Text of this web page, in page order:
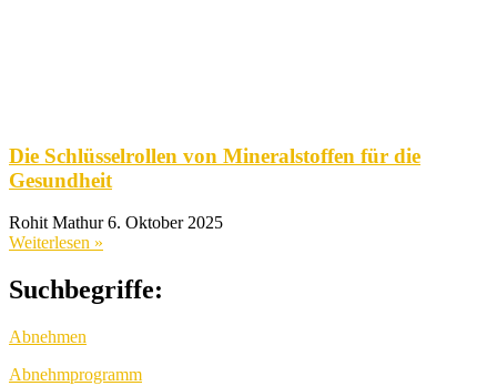
Die Schlüsselrollen von Mineralstoffen für die
Gesundheit
Rohit Mathur6. Oktober 2025
Weiterlesen »
Suchbegriffe:
Abnehmen
Abnehmprogramm